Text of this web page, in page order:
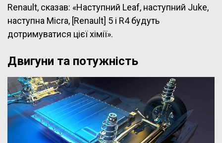
Renault, сказав: «Наступний Leaf, наступний Juke,
наступна Micra, [Renault] 5 і R4 будуть
дотримуватися цієї хімії».
Двигуни та потужність